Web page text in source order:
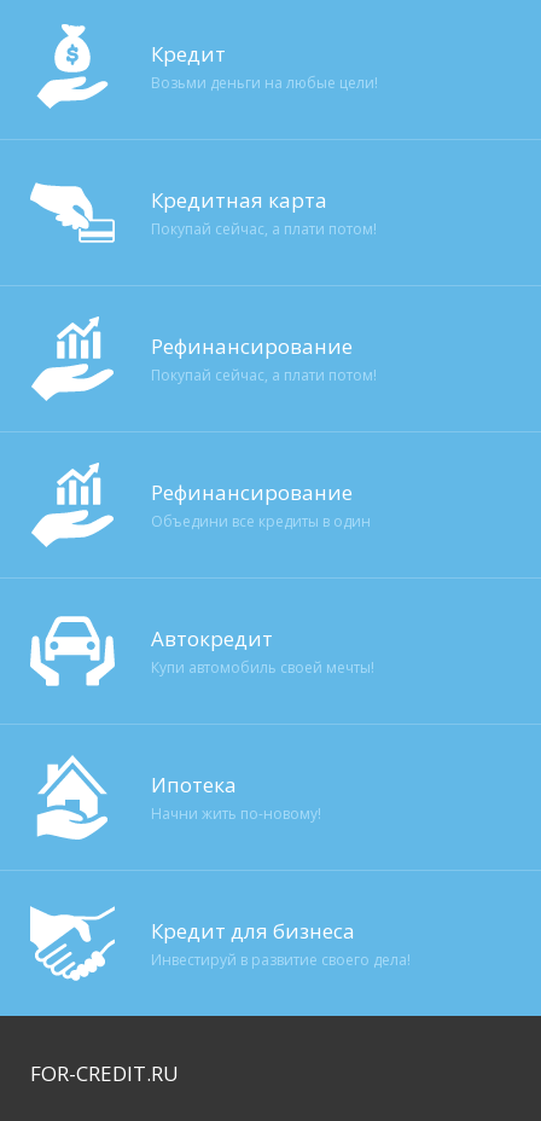
Кредит
Возьми деньги на любые цели!
Кредитная карта
Покупай сейчас, а плати потом!
Рефинансирование
Покупай сейчас, а плати потом!
Рефинансирование
Объедини все кредиты в один
Автокредит
Купи автомобиль своей мечты!
Ипотека
Начни жить по-новому!
Кредит для бизнеса
Инвестируй в развитие своего дела!
FOR-CREDIT.RU